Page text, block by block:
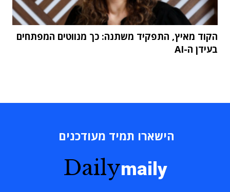
הקוד מאיץ, התפקיד משתנה: כך מנווטים המפתחים
בעידן ה-AI
הישארו תמיד מעודכנים
Dailymaily